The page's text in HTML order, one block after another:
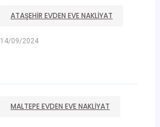
ATAŞEHIR EVDEN EVE NAKLIYAT
14/09/2024
MALTEPE EVDEN EVE NAKLIYAT